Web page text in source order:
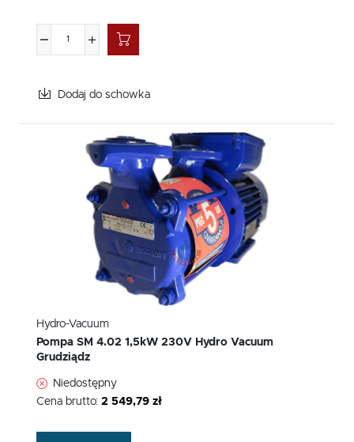
Dodaj do schowka
Hydro-Vacuum
Pompa SM 4.02 1,5kW 230V Hydro Vacuum
Grudziądz
Niedostępny
Cena brutto: 2 549,79 zł